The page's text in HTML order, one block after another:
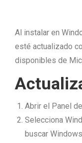
Al instalar en
esté actualizado
disponibles de
Abrir el Panel
Selecciona
buscar